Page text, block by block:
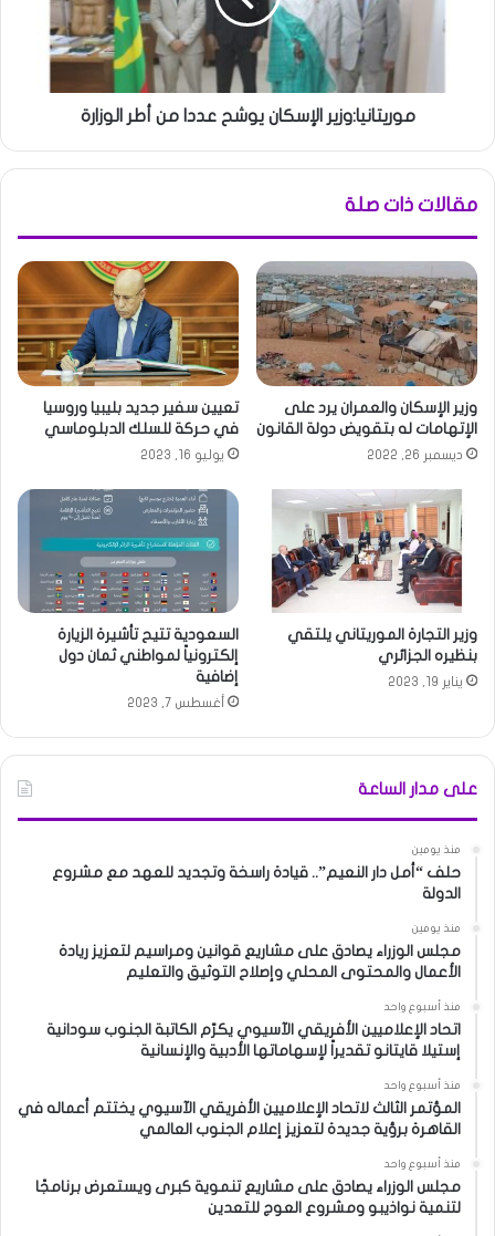
موريتانيا:وزير الإسكان يوشح عددا من أطر الوزارة
مقالات ذات صلة
وزير الإسكان والعمران يرد على
الإتهامات له بتقويض دولة القانون
ديسمبر 26, 2022
تعيين سفير جديد بليبيا وروسيا
في حركة للسلك الدبلوماسي
يوليو 16, 2023
وزير التجارة الموريتاني يلتقي
بنظيره الجزائري
يناير 19, 2023
السعودية تتيح تأشيرة الزيارة
إلكترونياً لمواطني ثمان دول
إضافية
أغسطس 7, 2023
على مدار الساعة
منذ يومين
حلف “أمل دار النعيم”.. قيادة راسخة وتجديد للعهد مع مشروع
الدولة
منذ يومين
مجلس الوزراء يصادق على مشاريع قوانين ومراسيم لتعزيز ريادة
الأعمال والمحتوى المحلي وإصلاح التوثيق والتعليم
منذ أسبوع واحد
اتحاد الإعلاميين الأفريقي الآسيوي يكرّم الكاتبة الجنوب سودانية
إستيلا قايتانو تقديراً لإسهاماتها الأدبية والإنسانية
منذ أسبوع واحد
المؤتمر الثالث لاتحاد الإعلاميين الأفريقي الآسيوي يختتم أعماله في
القاهرة برؤية جديدة لتعزيز إعلام الجنوب العالمي
منذ أسبوع واحد
مجلس الوزراء يصادق على مشاريع تنموية كبرى ويستعرض برنامجًا
لتنمية نواذيبو ومشروع العوج للتعدين